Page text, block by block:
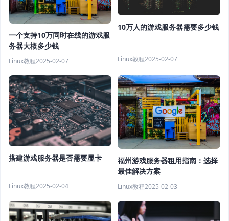
一个支持10万同时在线的游戏服
务器大概多少钱
Linux教程2025-02-07
10万人的游戏服务器需要多少钱
Linux教程2025-02-07
搭建游戏服务器是否需要显卡
Linux教程2025-02-04
福州游戏服务器租用指南：选择
最佳解决方案
Linux教程2025-02-03